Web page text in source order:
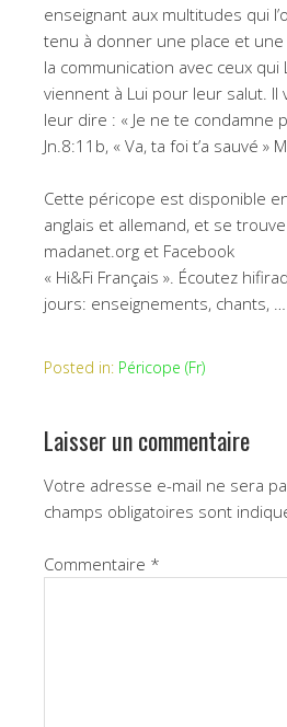
enseignant aux multitudes qui
tenu à donner une place et
la communication avec ceux
viennent à Lui pour leur salut. Il
leur dire : « Je ne te condamne
Jn.8:11b, « Va, ta foi t’a sauvé »
Cette péricope est disponible
anglais et allemand, et se
madanet.org et Facebook
« Hi&Fi Français ». Écoutez
jours: enseignements, chants, …
Posted in: Péricope (Fr)
Laisser un commentaire
Votre adresse e-mail ne sera
champs obligatoires sont
Commentaire *